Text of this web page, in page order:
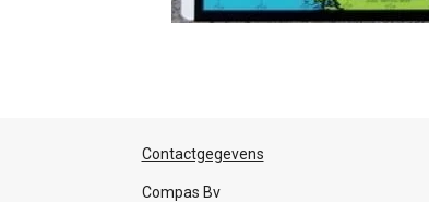
Contactgegevens
Compas Bv